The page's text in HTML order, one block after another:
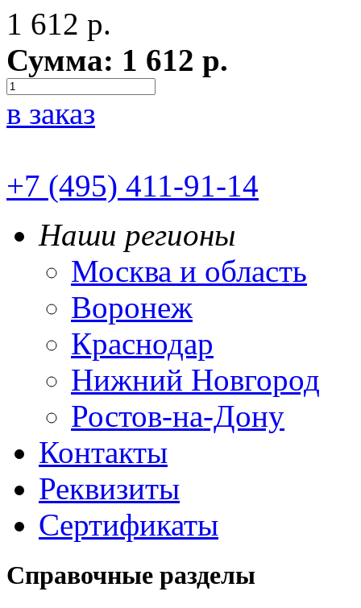
1 612 р.
Сумма: 1 612 р.
в заказ
+7 (495) 411-91-14
Наши регионы
Москва и область
Воронеж
Краснодар
Нижний Новгород
Ростов-на-Дону
Контакты
Реквизиты
Сертификаты
Справочные разделы